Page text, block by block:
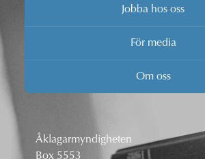
Jobba hos oss
För media
Om oss
Åklagarmyndigheten
Box 5553